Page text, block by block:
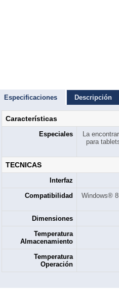
Especificaciones Descripción
Características
Especiales
La
para
TECNICAS
Interfaz
Compatibilidad
Windows®
Dimensiones
Temperatura
Almacenamiento
Temperatura
Operación